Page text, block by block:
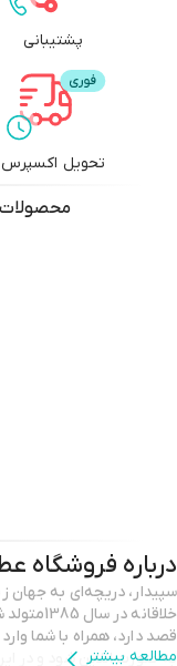
پشتیبانی
تحویل اکسپرس
محصولات
درباره فروشگاه
قصد دارد، همراه با شما
مطالعه بیشتر